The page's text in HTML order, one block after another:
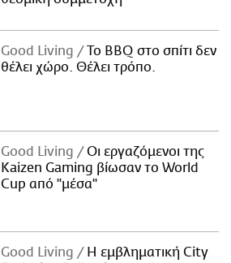
Good Living
Το BBQ στο σπίτι δεν
θέλει χώρο. Θέλει τρόπο.
Good Living
Οι εργαζόμενοι της
Kaizen Gaming βίωσαν το World
Cup από "μέσα"
Good Living
Η εμβληματική City